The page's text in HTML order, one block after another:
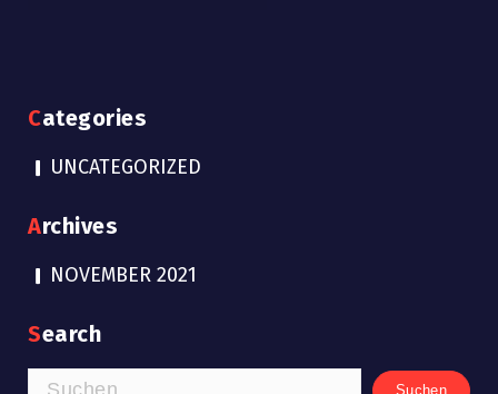
Categories
UNCATEGORIZED
Archives
NOVEMBER 2021
Search
SUCHEN